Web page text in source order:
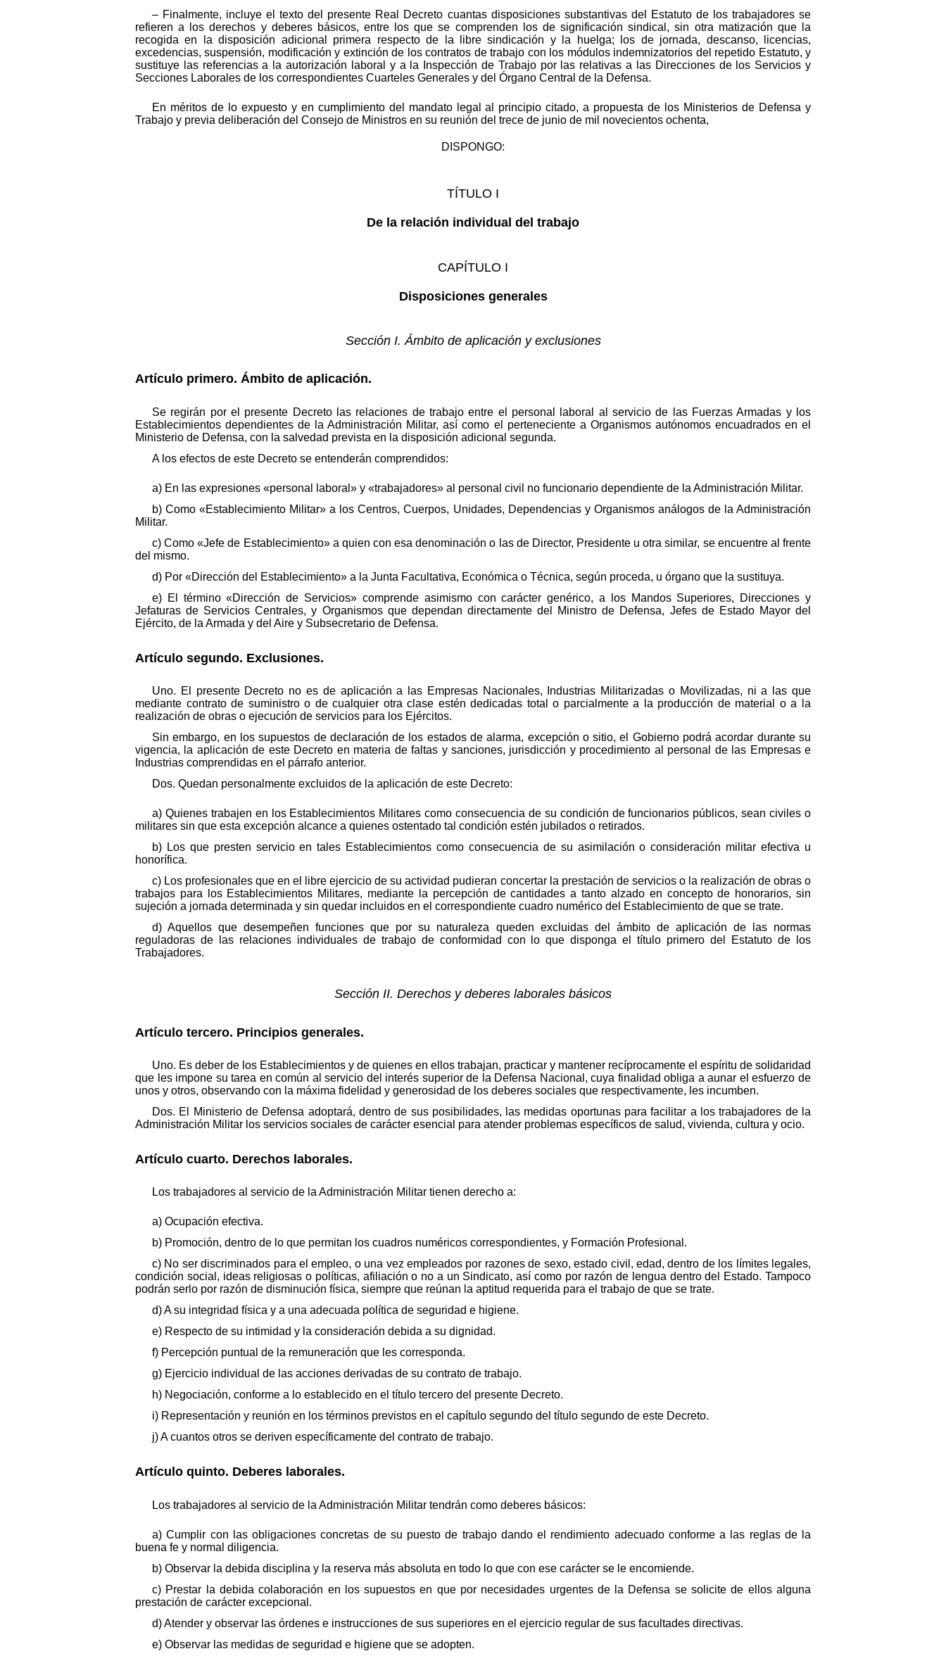
– Finalmente, incluye el texto del presente Real Decreto cuantas disposiciones substantivas del Estatuto de los trabajadores se
refieren a los derechos y deberes básicos, entre los que se comprenden los de significación sindical, sin otra matización que la
recogida en la disposición adicional primera respecto de la libre sindicación y la huelga; los de jornada, descanso, licencias,
excedencias, suspensión, modificación y extinción de los contratos de trabajo con los módulos indemnizatorios del repetido Estatuto, y
sustituye las referencias a la autorización laboral y a la Inspección de Trabajo por las relativas a las Direcciones de los Servicios y
Secciones Laborales de los correspondientes Cuarteles Generales y del Órgano Central de la Defensa.
En méritos de lo expuesto y en cumplimiento del mandato legal al principio citado, a propuesta de los Ministerios de Defensa y
Trabajo y previa deliberación del Consejo de Ministros en su reunión del trece de junio de mil novecientos ochenta,
DISPONGO:
TÍTULO I
De la relación individual del trabajo
CAPÍTULO I
Disposiciones generales
Sección I. Ámbito de aplicación y exclusiones
Artículo primero. Ámbito de aplicación.
Se regirán por el presente Decreto las relaciones de trabajo entre el personal laboral al servicio de las Fuerzas Armadas y los
Establecimientos dependientes de la Administración Militar, así como el perteneciente a Organismos autónomos encuadrados en el
Ministerio de Defensa, con la salvedad prevista en la disposición adicional segunda.
A los efectos de este Decreto se entenderán comprendidos:
a) En las expresiones «personal laboral» y «trabajadores» al personal civil no funcionario dependiente de la Administración Militar.
b) Como «Establecimiento Militar» a los Centros, Cuerpos, Unidades, Dependencias y Organismos análogos de la Administración
Militar.
c) Como «Jefe de Establecimiento» a quien con esa denominación o las de Director, Presidente u otra similar, se encuentre al frente
del mismo.
d) Por «Dirección del Establecimiento» a la Junta Facultativa, Económica o Técnica, según proceda, u órgano que la sustituya.
e) El término «Dirección de Servicios» comprende asimismo con carácter genérico, a los Mandos Superiores, Direcciones y
Jefaturas de Servicios Centrales, y Organismos que dependan directamente del Ministro de Defensa, Jefes de Estado Mayor del
Ejército, de la Armada y del Aire y Subsecretario de Defensa.
Artículo segundo. Exclusiones.
Uno. El presente Decreto no es de aplicación a las Empresas Nacionales, Industrias Militarizadas o Movilizadas, ni a las que
mediante contrato de suministro o de cualquier otra clase estén dedicadas total o parcialmente a la producción de material o a la
realización de obras o ejecución de servicios para los Ejércitos.
Sin embargo, en los supuestos de declaración de los estados de alarma, excepción o sitio, el Gobierno podrá acordar durante su
vigencia, la aplicación de este Decreto en materia de faltas y sanciones, jurisdicción y procedimiento al personal de las Empresas e
Industrias comprendidas en el párrafo anterior.
Dos. Quedan personalmente excluidos de la aplicación de este Decreto:
a) Quienes trabajen en los Establecimientos Militares como consecuencia de su condición de funcionarios públicos, sean civiles o
militares sin que esta excepción alcance a quienes ostentado tal condición estén jubilados o retirados.
b) Los que presten servicio en tales Establecimientos como consecuencia de su asimilación o consideración militar efectiva u
honorífica.
c) Los profesionales que en el libre ejercicio de su actividad pudieran concertar la prestación de servicios o la realización de obras o
trabajos para los Establecimientos Militares, mediante la percepción de cantidades a tanto alzado en concepto de honorarios, sin
sujeción a jornada determinada y sin quedar incluidos en el correspondiente cuadro numérico del Establecimiento de que se trate.
d) Aquellos que desempeñen funciones que por su naturaleza queden excluidas del ámbito de aplicación de las normas
reguladoras de las relaciones individuales de trabajo de conformidad con lo que disponga el título primero del Estatuto de los
Trabajadores.
Sección II. Derechos y deberes laborales básicos
Artículo tercero. Principios generales.
Uno. Es deber de los Establecimientos y de quienes en ellos trabajan, practicar y mantener recíprocamente el espíritu de solidaridad
que les impone su tarea en común al servicio del interés superior de la Defensa Nacional, cuya finalidad obliga a aunar el esfuerzo de
unos y otros, observando con la máxima fidelidad y generosidad de los deberes sociales que respectivamente, les incumben.
Dos. El Ministerio de Defensa adoptará, dentro de sus posibilidades, las medidas oportunas para facilitar a los trabajadores de la
Administración Militar los servicios sociales de carácter esencial para atender problemas específicos de salud, vivienda, cultura y ocio.
Artículo cuarto. Derechos laborales.
Los trabajadores al servicio de la Administración Militar tienen derecho a:
a) Ocupación efectiva.
b) Promoción, dentro de lo que permitan los cuadros numéricos correspondientes, y Formación Profesional.
c) No ser discriminados para el empleo, o una vez empleados por razones de sexo, estado civil, edad, dentro de los límites legales,
condición social, ideas religiosas o políticas, afiliación o no a un Sindicato, así como por razón de lengua dentro del Estado. Tampoco
podrán serlo por razón de disminución física, siempre que reúnan la aptitud requerida para el trabajo de que se trate.
d) A su integridad física y a una adecuada política de seguridad e higiene.
e) Respecto de su intimidad y la consideración debida a su dignidad.
f) Percepción puntual de la remuneración que les corresponda.
g) Ejercicio individual de las acciones derivadas de su contrato de trabajo.
h) Negociación, conforme a lo establecido en el título tercero del presente Decreto.
i) Representación y reunión en los términos previstos en el capítulo segundo del título segundo de este Decreto.
j) A cuantos otros se deriven específicamente del contrato de trabajo.
Artículo quinto. Deberes laborales.
Los trabajadores al servicio de la Administración Militar tendrán como deberes básicos:
a) Cumplir con las obligaciones concretas de su puesto de trabajo dando el rendimiento adecuado conforme a las reglas de la
buena fe y normal diligencia.
b) Observar la debida disciplina y la reserva más absoluta en todo lo que con ese carácter se le encomiende.
c) Prestar la debida colaboración en los supuestos en que por necesidades urgentes de la Defensa se solicite de ellos alguna
prestación de carácter excepcional.
d) Atender y observar las órdenes e instrucciones de sus superiores en el ejercicio regular de sus facultades directivas.
e) Observar las medidas de seguridad e higiene que se adopten.